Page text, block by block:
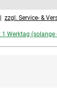
zzgl. Service- &
1 Werktag